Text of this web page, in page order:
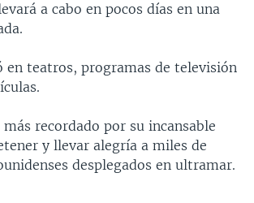
[RADIO]
a cabo en pocos días en una
en teatros, programas de televisión
más recordado por su incansable
y llevar alegría a miles de
desplegados en ultramar.